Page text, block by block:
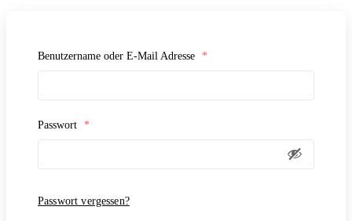
Benutzername oder E-Mail Adresse *
Passwort *
Passwort vergessen?